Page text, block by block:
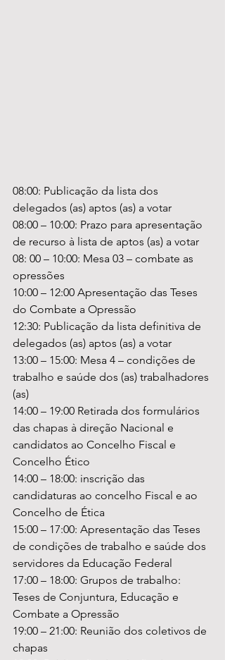
08:00: Publicação da lista dos
delegados (as) aptos (as) a votar
08:00 – 10:00: Prazo para apresentação
de recurso à lista de aptos (as) a votar
08: 00 – 10:00: Mesa 03 – combate as
opressões
10:00 – 12:00 Apresentação das Teses
do Combate a Opressão
12:30: Publicação da lista definitiva de
delegados (as) aptos (as) a votar
13:00 – 15:00: Mesa 4 – condições de
trabalho e saúde dos (as) trabalhadores
(as)
14:00 – 19:00 Retirada dos formulários
das chapas à direção Nacional e
candidatos ao Concelho Fiscal e
Concelho Ético
14:00 – 18:00: inscrição das
candidaturas ao concelho Fiscal e ao
Concelho de Ética
15:00 – 17:00: Apresentação das Teses
de condições de trabalho e saúde dos
servidores da Educação Federal
17:00 – 18:00: Grupos de trabalho:
Teses de Conjuntura, Educação e
Combate a Opressão
19:00 – 21:00: Reunião dos coletivos de
chapas